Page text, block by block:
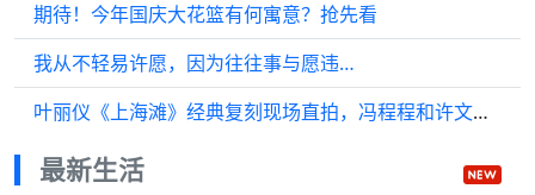
期待！今年国庆大花篮有何寓意？抢先看
我从不轻易许愿，因为往往事与愿违…
叶丽仪《上海滩》经典复刻现场直拍，冯程程和许文强的故事仿佛又浮现在眼前！
最新生活